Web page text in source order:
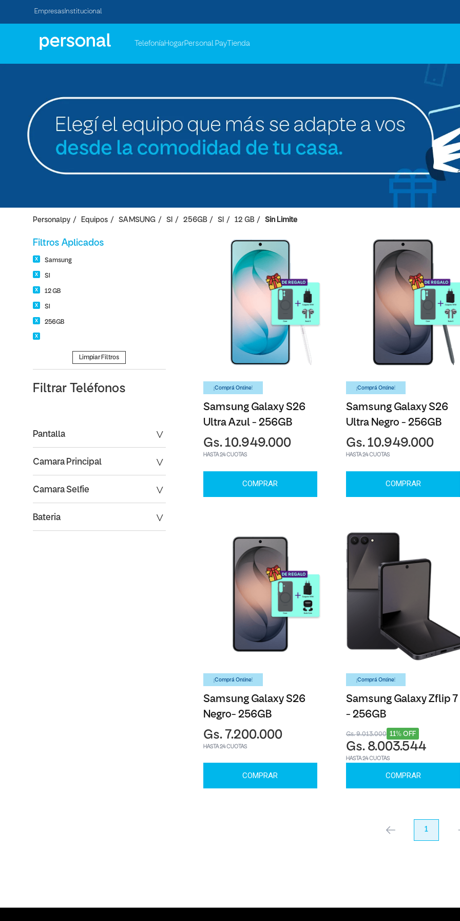
Empresas Institucional
TelefoníaHogarPersonal Pay Tienda
Personalpy Equipos SAMSUNG SI 256GB SI 12 GB Sin Limite
Filtros Aplicados
Samsung
SI
12 GB
SI
256GB
Limpiar Filtros
Filtrar Teléfonos
Pantalla
Camara Principal
Camara Selfie
Bateria
¡Comprá Online!
Samsung Galaxy S26
Ultra Azul - 256GB
Gs. 10.949.000
HASTA 24 CUOTAS
COMPRAR
¡Comprá Online!
Samsung Galaxy S26
Ultra Negro - 256GB
Gs. 10.949.000
HASTA 24 CUOTAS
COMPRAR
¡Comprá Online!
Samsung Galaxy S26
Negro- 256GB
Gs. 7.200.000
HASTA 24 CUOTAS
COMPRAR
¡Comprá Online!
Samsung Galaxy Zflip 7
- 256GB
11% OFF
Gs. 9.013.000
Gs. 8.003.544
HASTA 24 CUOTAS
COMPRAR
anterior 1